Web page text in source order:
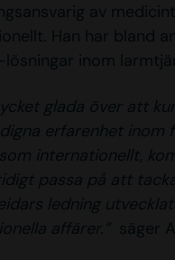
av
Han har bland
lösningar inom
glada över att
erfarenhet inom
internationellt,
passa på att
ledning
affärer.” säger